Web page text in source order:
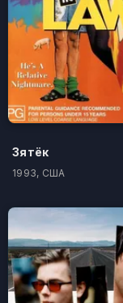
Зятёк
1993, США